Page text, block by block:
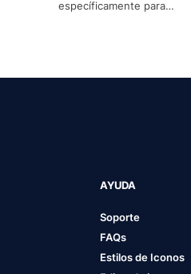
específicamente para
AYUDA
Soporte
FAQs
Estilos de Iconos